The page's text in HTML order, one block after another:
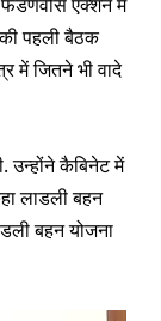
पहली बैठक
में जितने भी वादे
उन्होंने कैबिनेट में
लाडली बहन
बहन योजना